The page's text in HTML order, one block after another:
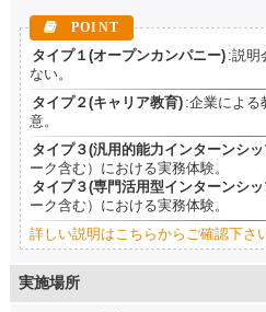
タイプ１(オープンカンパニー) :説明
ない。
タイプ２(キャリア教育) :企業による
意。
タイプ３(汎用的能力インターンシッ
ーク含む）における実務体験。
タイプ３(専門活用型インターンシッ
ーク含む）における実務体験。
詳しい説明はこちらからご確認下さ
実施場所